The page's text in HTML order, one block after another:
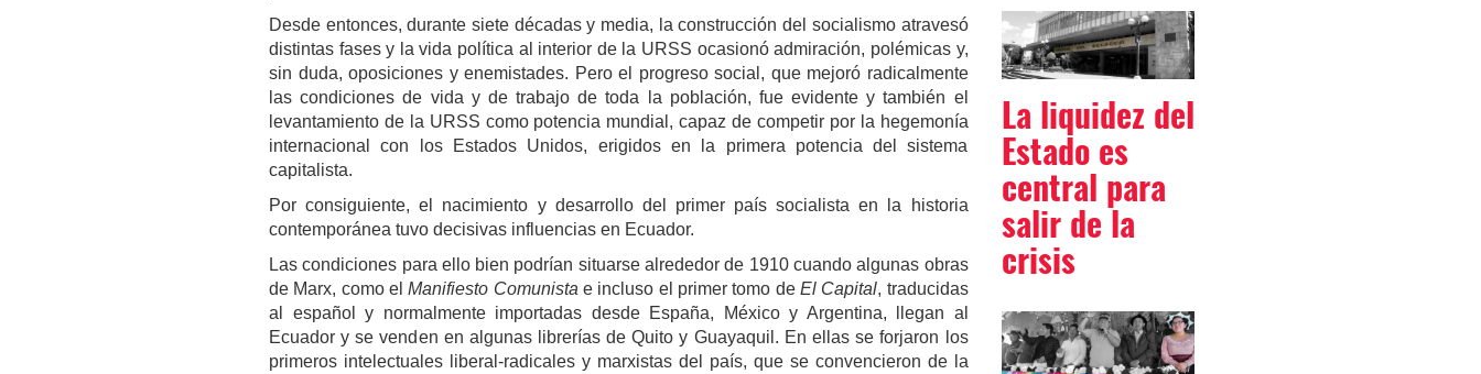
Desde entonces, durante siete décadas y media, la construcción del socialismo atravesó
distintas fases y la vida política al interior de la URSS ocasionó admiración, polémicas y,
sin duda, oposiciones y enemistades. Pero el progreso social, que mejoró radicalmente
las condiciones de vida y de trabajo de toda la población, fue evidente y también el
levantamiento de la URSS como potencia mundial, capaz de competir por la hegemonía
internacional con los Estados Unidos, erigidos en la primera potencia del sistema
capitalista.
Por consiguiente, el nacimiento y desarrollo del primer país socialista en la historia
contemporánea tuvo decisivas influencias en Ecuador.
Las condiciones para ello bien podrían situarse alrededor de 1910 cuando algunas obras
de Marx, como elManifiesto Comunista e incluso el primer tomo de El Capital, traducidas
al español y normalmente importadas desde España, México y Argentina, llegan al
Ecuador y se venden en algunas librerías de Quito y Guayaquil. En ellas se forjaron los
primeros intelectuales liberal-radicales y marxistas del país, que se convencieron de la
La liquidez del
Estado es
central para
salir de la
crisis